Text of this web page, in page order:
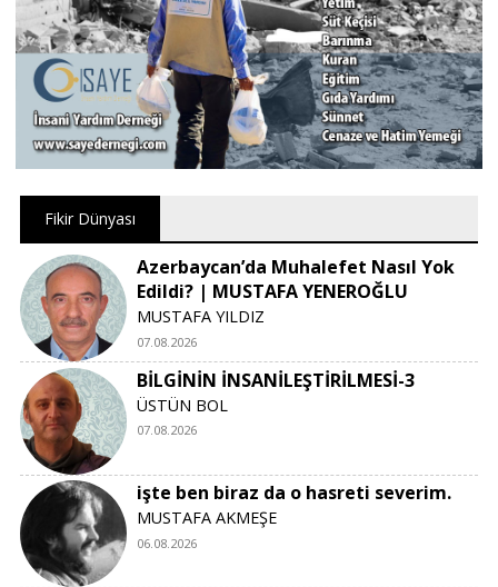
Fikir Dünyası
Azerbaycan’da Muhalefet Nasıl Yok
Edildi? | MUSTAFA YENEROĞLU
MUSTAFA YILDIZ
07.08.2026
BİLGİNİN İNSANİLEŞTİRİLMESİ-3
ÜSTÜN BOL
07.08.2026
işte ben biraz da o hasreti severim.
MUSTAFA AKMEŞE
06.08.2026